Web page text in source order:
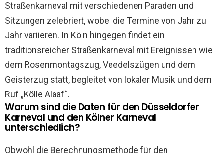
Straßenkarneval mit verschiedenen Paraden und
Sitzungen zelebriert, wobei die Termine von Jahr zu
Jahr variieren. In Köln hingegen findet ein
traditionsreicher Straßenkarneval mit Ereignissen wie
dem Rosenmontagszug, Veedelszügen und dem
Geisterzug statt, begleitet von lokaler Musik und dem
Ruf „Kölle Alaaf“.
Warum sind die Daten für den Düsseldorfer
Karneval und den Kölner Karneval
unterschiedlich?
Obwohl die Berechnungsmethode für den